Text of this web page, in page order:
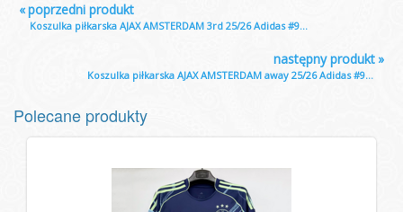
«poprzedni produkt
Koszulka piłkarska AJAX AMSTERDAM 3rd 25/26 Adidas #9...
»
następny produkt
Koszulka piłkarska AJAX AMSTERDAM away 25/26 Adidas #9...
Polecane produkty